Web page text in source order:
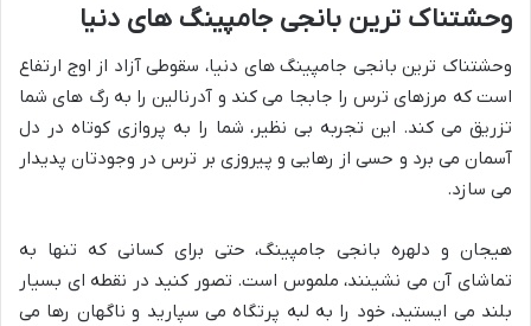
وحشتناک ترین بانجی جامپینگ های دنیا
وحشتناک ترین بانجی جامپینگ های دنیا، سقوطی آزاد از اوج ارتفاع
است که مرزهای ترس را جابجا می کند و آدرنالین را به رگ های شما
تزریق می کند. این تجربه بی نظیر، شما را به پروازی کوتاه در دل
آسمان می برد و حسی از رهایی و پیروزی بر ترس در وجودتان پدیدار
می سازد.
هیجان و دلهره بانجی جامپینگ، حتی برای کسانی که تنها به
تماشای آن می نشینند، ملموس است. تصور کنید در نقطه ای بسیار
بلند می ایستید، خود را به لبه پرتگاه می سپارید و ناگهان رها می